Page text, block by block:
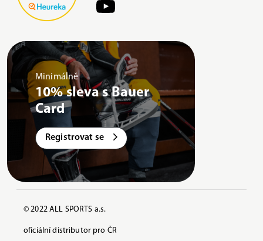
Minimálně
10% sleva s Bauer
Card
Registrovat se
© 2022 ALL SPORTS a.s.
oficiální distributor pro ČR